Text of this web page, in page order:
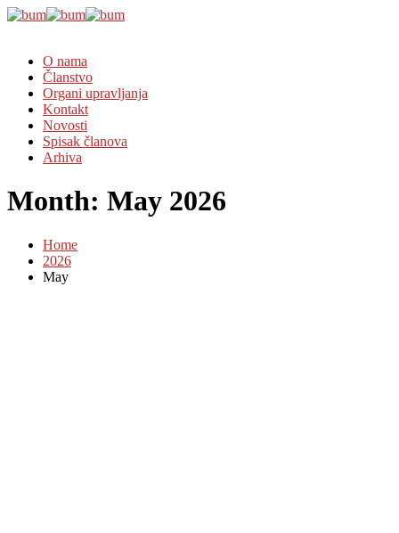
O nama
Članstvo
Organi upravljanja
Kontakt
Novosti
Spisak članova
Arhiva
Month: May 2026
Home
2026
May